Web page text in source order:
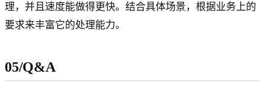
理，并且速度能做得更快。结合具体场景，根据业务上的
要求来丰富它的处理能力。
05/Q&A